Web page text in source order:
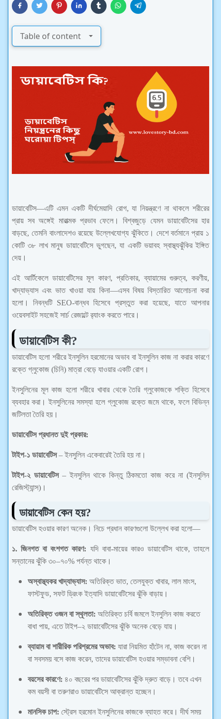
Table of content
ডায়াবেটিস—এটি এমন একটি দীর্ঘমেয়াদি রোগ, যা নিয়ন্ত্রণে না থাকলে শরীরের
প্রায় সব অঙ্গেই মারাত্মক প্রভাব ফেলে। বিশ্বজুড়ে যেমন ডায়াবেটিসের হার
বাড়ছে, তেমনি বাংলাদেশও রয়েছে উল্লেখযোগ্য ঝুঁকিতে। দেশে বর্তমানে প্রায় ১
কোটি ৩৮ লাখ মানুষ ডায়াবেটিসে ভুগছেন, যা একটি ভয়াবহ স্বাস্থ্যঝুঁকির ইঙ্গিত
দেয়।
এই আর্টিকেলে ডায়াবেটিসের মূল কারণ, প্রতিকার, ব্যায়ামের গুরুত্ব, করণীয়,
খাদ্যাভ্যাস এবং ভাত খাওয়া যায় কিনা—এসব বিষয় বিস্তারিত আলোচনা করা
হলো। নিবন্ধটি SEO-বান্ধব হিসেবে প্রস্তুত করা হয়েছে, যাতে আপনার
ওয়েবসাইট সহজেই সার্চ রেজাল্টে র‍্যাংক করতে পারে।
ডায়াবেটিস কী?
ডায়াবেটিস হলো শরীরে ইনসুলিন হরমোনের অভাব বা ইনসুলিন কাজ না করার কারণে
রক্তে গ্লুকোজ (চিনি) মাত্রা বেড়ে যাওয়ার একটি রোগ।
ইনসুলিনের মূল কাজ হলো শরীরে খাবার থেকে তৈরি গ্লুকোজকে শক্তি হিসেবে
ব্যবহার করা। ইনসুলিনের সমস্যা হলে গ্লুকোজ রক্তে জমে থাকে, ফলে বিভিন্ন
জটিলতা তৈরি হয়।
ডায়াবেটিস প্রধানত দুই প্রকার:
টাইপ-১ ডায়াবেটিস– ইনসুলিন একেবারেই তৈরি হয় না।
টাইপ-২ ডায়াবেটিস– ইনসুলিন থাকে কিন্তু ঠিকমতো কাজ করে না (ইনসুলিন
রেজিস্ট্যান্স)।
ডায়াবেটিস কেন হয়?
ডায়াবেটিস হওয়ার কারণ অনেক। নিচে প্রধান কারণগুলো উল্লেখ করা হলো—
১. জিনগত বা বংশগত কারণ: যদি বাবা-মায়ের কারও ডায়াবেটিস থাকে, তাহলে
সন্তানের ঝুঁকি ৩০–৭০% পর্যন্ত থাকে।
অস্বাস্থ্যকর খাদ্যাভ্যাস: অতিরিক্ত ভাত, তেলযুক্ত খাবার, লাল মাংস,
ফাস্টফুড, সফট ড্রিংক ইত্যাদি ডায়াবেটিসের ঝুঁকি বাড়ায়।
অতিরিক্ত ওজন বা স্থূলতা: অতিরিক্ত চর্বি জমলে ইনসুলিন কাজ করতে
বাধা পায়, এতে টাইপ–২ ডায়াবেটিসের ঝুঁকি অনেক বেড়ে যায়।
ব্যায়াম বা শারীরিক পরিশ্রমের অভাব: যারা নিয়মিত হাঁটেন না, কাজ করেন না
বা সবসময় বসে কাজ করেন, তাদের ডায়াবেটিস হওয়ার সম্ভাবনা বেশি।
বয়সের কারণে: ৪০ বছরের পর ডায়াবেটিসের ঝুঁকি দ্রুত বাড়ে। তবে এখন
কম বয়সী বা তরুণরাও ডায়াবেটিসে আক্রান্ত হচ্ছেন।
মানসিক চাপ: স্ট্রেস হরমোন ইনসুলিনের কাজকে ব্যাহত করে। দীর্ঘ সময়